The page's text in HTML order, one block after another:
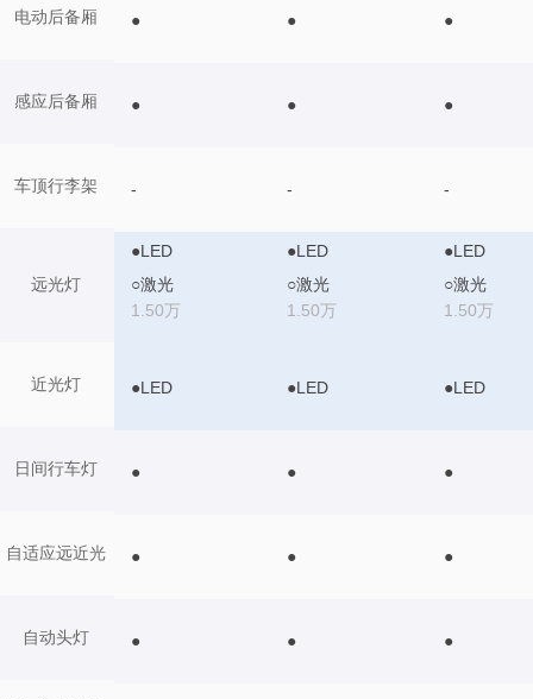
电动后备厢
感应后备厢
车顶行李架
远光灯
近光灯
日间行车灯
自适应远近光
自动头灯
● ● ●
● ● ●
- - -
●LED
○激光
1.50万
●LED
○激光
1.50万
●LED
○激光
1.50万
●LED ●LED ●LED
● ● ●
● ● ●
● ● ●